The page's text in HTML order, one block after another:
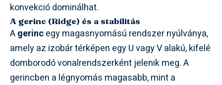
konvekció dominálhat.
A gerinc (Ridge) és a stabilitás
Agerincegy magasnyomású rendszer nyúlványa,
amely az izobár térképen egy U vagy V alakú, kifelé
domborodó vonalrendszerként jelenik meg. A
gerincben a légnyomás magasabb, mint a